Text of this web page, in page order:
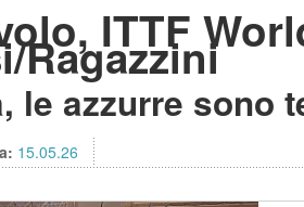
ITTF
Ragazzini
le azzurre sono
15.05.26